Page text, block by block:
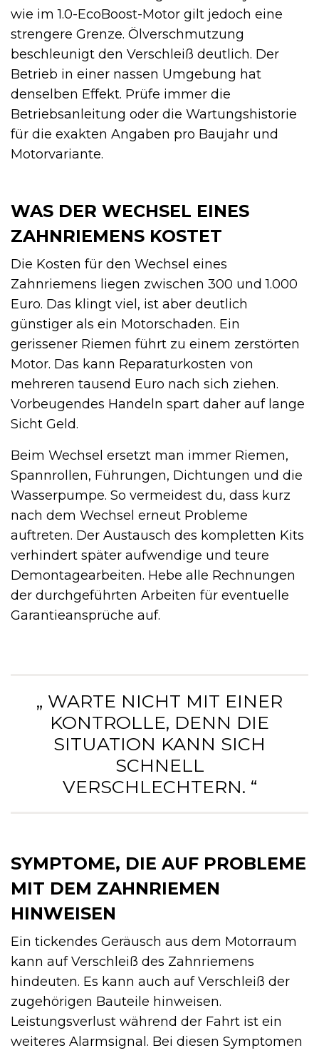
wie im 1.0-EcoBoost-Motor gilt jedoch eine
strengere Grenze. Ölverschmutzung
beschleunigt den Verschleiß deutlich. Der
Betrieb in einer nassen Umgebung hat
denselben Effekt. Prüfe immer die
Betriebsanleitung oder die Wartungshistorie
für die exakten Angaben pro Baujahr und
Motorvariante.
WAS DER WECHSEL EINES
ZAHNRIEMENS KOSTET
Die Kosten für den Wechsel eines
Zahnriemens liegen zwischen 300 und 1.000
Euro. Das klingt viel, ist aber deutlich
günstiger als ein Motorschaden. Ein
gerissener Riemen führt zu einem zerstörten
Motor. Das kann Reparaturkosten von
mehreren tausend Euro nach sich ziehen.
Vorbeugendes Handeln spart daher auf lange
Sicht Geld.
Beim Wechsel ersetzt man immer Riemen,
Spannrollen, Führungen, Dichtungen und die
Wasserpumpe. So vermeidest du, dass kurz
nach dem Wechsel erneut Probleme
auftreten. Der Austausch des kompletten Kits
verhindert später aufwendige und teure
Demontagearbeiten. Hebe alle Rechnungen
der durchgeführten Arbeiten für eventuelle
Garantieansprüche auf.
„ WARTE NICHT MIT EINER
KONTROLLE, DENN DIE
SITUATION KANN SICH
SCHNELL
VERSCHLECHTERN. “
SYMPTOME, DIE AUF PROBLEME
MIT DEM ZAHNRIEMEN
HINWEISEN
Ein tickendes Geräusch aus dem Motorraum
kann auf Verschleiß des Zahnriemens
hindeuten. Es kann auch auf Verschleiß der
zugehörigen Bauteile hinweisen.
Leistungsverlust während der Fahrt ist ein
weiteres Alarmsignal. Bei diesen Symptomen